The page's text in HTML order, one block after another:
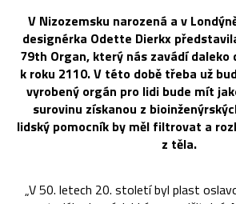
V Nizozemsku narozená a v
designérka Odette Dierkx
79th Organ, který nás zavádí daleko
k roku 2110. V této době třeba už
vyrobený orgán pro lidi bude mít
surovinu získanou z
lidský pomocník by měl filtrovat a
z těla.
„V 50. letech 20. století byl plast